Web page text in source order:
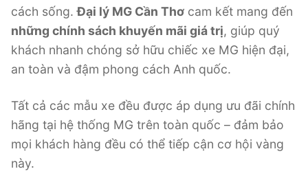
cách sống.Đại lý MG Cần Thơ cam kết mang đến
những chính sách khuyến mãi giá trị, giúp quý
khách nhanh chóng sở hữu chiếc xe MG hiện đại,
an toàn và đậm phong cách Anh quốc.
Tất cả các mẫu xe đều được áp dụng ưu đãi chính
hãng tại hệ thống MG trên toàn quốc – đảm bảo
mọi khách hàng đều có thể tiếp cận cơ hội vàng
này.